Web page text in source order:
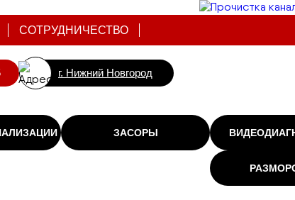
СОТРУДНИЧЕСТВО
г. Нижний Новгород
ЗАСОРЫ